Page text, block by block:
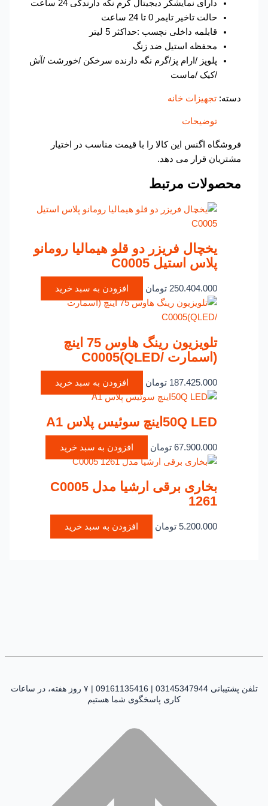
دارای نمایشگر دیجیتال گرم نگه دارندگی 24 ساعت
حالت تاخیر تایمر 0 تا 24 ساعت
قابلمه داخلی نچسب :حداکثر 5 لیتر
محفظه استیل ضد زنگ
پلوپز /ارام پز/گرم نگه دارنده سرخکن /خورشت /آش
/کیک /ماست
تجهیزات خانه
توضیحات
فروشگاه اگنس این کالا را با قیمت مناسب در اختیار
مشتریان قرار می دهد.
محصولات مرتبط
یخچال فریزر دو قلو هیمالیا رومانو
پلاس استیل C0005
250.404.000 تومان افزودن به سبد خرید
تلویزیون رینگ هاوس 75 اینچ
(اسمارت /QLED)C0005
187.425.000 تومان افزودن به سبد خرید
50Q LEDاینچ سوئیس پلاس A1
67.900.000 تومان افزودن به سبد خرید
بخاری برقی ارشیا مدل C0005
1261
5.200.000 تومان افزودن به سبد خرید
تلفن پشتیبانی 03145347944 | 09161135416 | ۷ روز هفته، در ساعات
کاری پاسخگوی شما هستیم